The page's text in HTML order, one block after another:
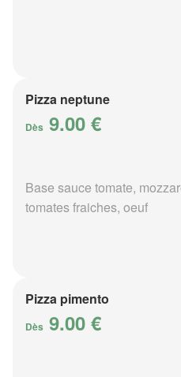
Pizza neptune
Dès 9.00 €
Base sauce tomate,
tomates fraiches, oeuf
Pizza pimento
Dès 9.00 €